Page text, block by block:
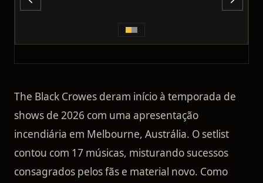
The Black Crowes deram início à temporada de
shows de 2026 com uma apresentação
incendiária em Melbourne, Austrália. O setlist
contou com 17 músicas, misturando sucessos
consagrados pelos fãs e material novo. Como